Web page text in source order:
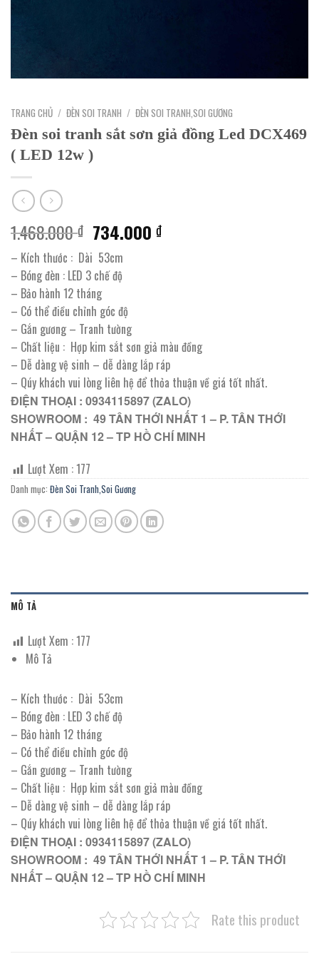
TRANG CHỦ / ĐÈN SOI TRANH / ĐÈN SOI TRANH,SOI GƯƠNG
Đèn soi tranh sắt sơn giả đồng Led DCX469
( LED 12w )
1.468.000₫ Giá
gốc
là:
1.468.000 ₫.
734.000₫Giá
– Kích thước : Dài 53cm
– Bóng đèn : LED 3 chế độ
– Bảo hành 12 tháng
– Có thể điều chỉnh góc độ
– Gắn gương – Tranh tường
– Chất liệu : Hợp kim sắt sơn giả màu đồng
– Dễ dàng vệ sinh – dễ dàng lắp ráp
– Qúy khách vui lòng liên hệ để thỏa thuận về giá tốt nhất.
ĐIỆN THOẠI : 0934115897 (ZALO)
SHOWROOM : 49 TÂN THỚI NHẤT 1 – P. TÂN THỚI
NHẤT – QUẬN 12 – TP HỒ CHÍ MINH
Lượt Xem :177
Danh mục: Đèn Soi Tranh,Soi Gương
MÔ TẢ
Lượt Xem :177
Mô Tả
– Kích thước : Dài 53cm
– Bóng đèn : LED 3 chế độ
– Bảo hành 12 tháng
– Có thể điều chỉnh góc độ
– Gắn gương – Tranh tường
– Chất liệu : Hợp kim sắt sơn giả màu đồng
– Dễ dàng vệ sinh – dễ dàng lắp ráp
– Qúy khách vui lòng liên hệ để thỏa thuận về giá tốt nhất.
ĐIỆN THOẠI : 0934115897 (ZALO)
SHOWROOM : 49 TÂN THỚI NHẤT 1 – P. TÂN THỚI
NHẤT – QUẬN 12 – TP HỒ CHÍ MINH
Rate this product